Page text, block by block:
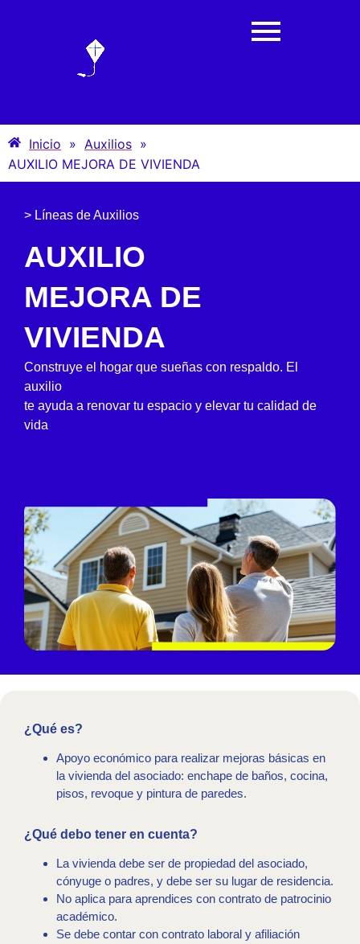
Inicio » Auxilios »
AUXILIO MEJORA DE VIVIENDA
> Líneas de Auxilios
AUXILIO
MEJORA DE
VIVIENDA
Construye el hogar que sueñas con respaldo. El
auxilio
te ayuda a renovar tu espacio y elevar tu calidad de
vida
¿Qué es?
Apoyo económico para realizar mejoras básicas en
la vivienda del asociado: enchape de baños, cocina,
pisos, revoque y pintura de paredes.
¿Qué debo tener en cuenta?
La vivienda debe ser de propiedad del asociado,
cónyuge o padres, y debe ser su lugar de residencia.
No aplica para aprendices con contrato de patrocinio
académico.
Se debe contar con contrato laboral y afiliación